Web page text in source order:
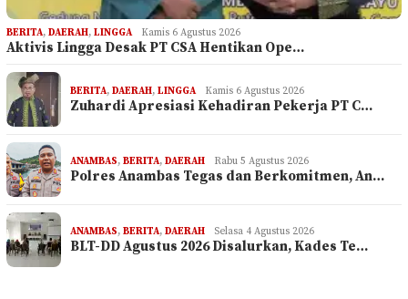
BERITA, DAERAH, LINGGA Kamis 6 Agustus 2026
Aktivis Lingga Desak PT CSA Hentikan Ope…
BERITA, DAERAH, LINGGA Kamis 6 Agustus 2026
Zuhardi Apresiasi Kehadiran Pekerja PT C…
ANAMBAS, BERITA, DAERAH Rabu 5 Agustus 2026
Polres Anambas Tegas dan Berkomitmen, An…
ANAMBAS, BERITA, DAERAH Selasa 4 Agustus 2026
BLT-DD Agustus 2026 Disalurkan, Kades Te…